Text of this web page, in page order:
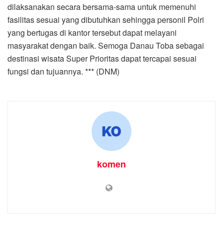
dilaksanakan secara bersama-sama untuk memenuhi
fasilitas sesuai yang dibutuhkan sehingga personil Polri
yang bertugas di kantor tersebut dapat melayani
masyarakat dengan baik. Semoga Danau Toba sebagai
destinasi wisata Super Prioritas dapat tercapai sesuai
fungsi dan tujuannya. *** (DNM)
komen